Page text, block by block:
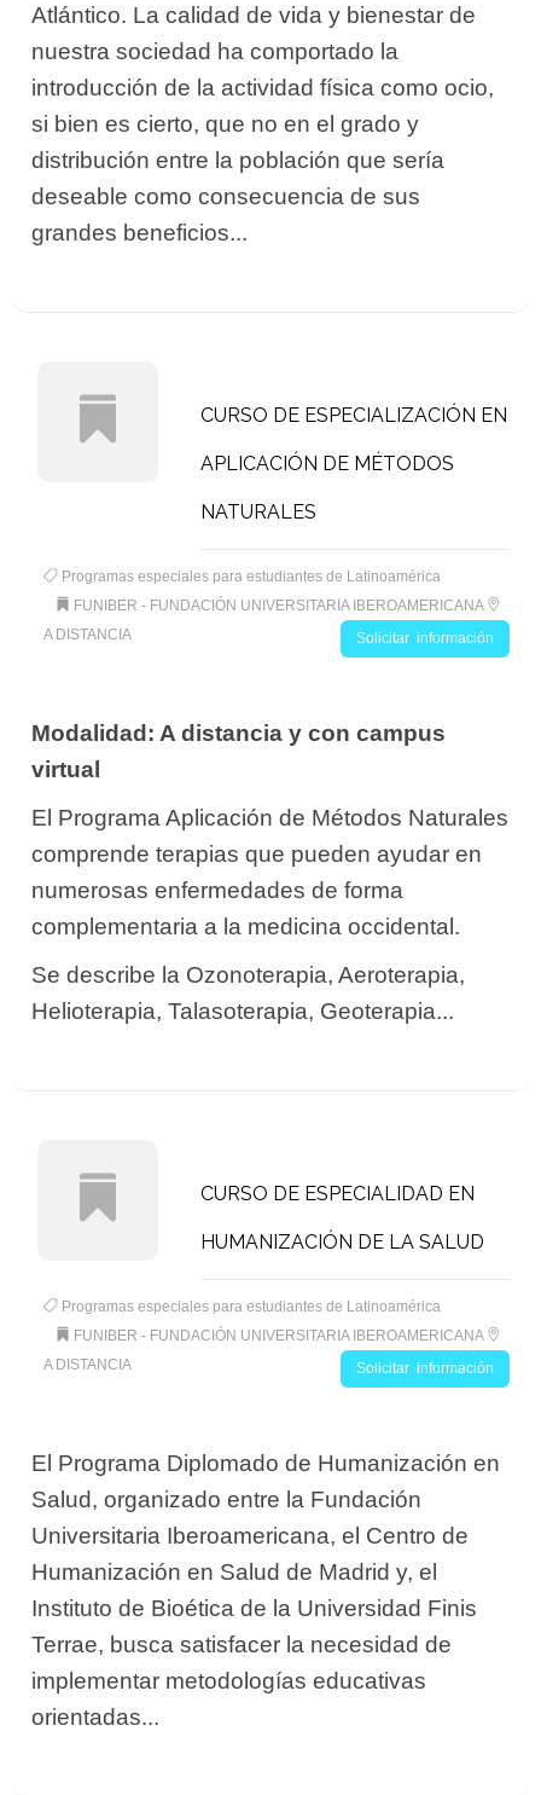
Atlántico. La calidad de vida y bienestar de
nuestra sociedad ha comportado la
introducción de la actividad física como ocio,
si bien es cierto, que no en el grado y
distribución entre la población que sería
deseable como consecuencia de sus
grandes beneficios...
CURSO DE ESPECIALIZACIÓN EN
APLICACIÓN DE MÉTODOS
NATURALES
Programas especiales para estudiantes de Latinoamérica
FUNIBER - FUNDACIÓN UNIVERSITARIA IBEROAMERICANA
A DISTANCIA
Solicitar información
Modalidad: A distancia y con campus
virtual
El Programa Aplicación de Métodos Naturales
comprende terapias que pueden ayudar en
numerosas enfermedades de forma
complementaria a la medicina occidental.
Se describe la Ozonoterapia, Aeroterapia,
Helioterapia, Talasoterapia, Geoterapia...
CURSO DE ESPECIALIDAD EN
HUMANIZACIÓN DE LA SALUD
Programas especiales para estudiantes de Latinoamérica
FUNIBER - FUNDACIÓN UNIVERSITARIA IBEROAMERICANA
A DISTANCIA
Solicitar información
El Programa Diplomado de Humanización en
Salud, organizado entre la Fundación
Universitaria Iberoamericana, el Centro de
Humanización en Salud de Madrid y, el
Instituto de Bioética de la Universidad Finis
Terrae, busca satisfacer la necesidad de
implementar metodologías educativas
orientadas...